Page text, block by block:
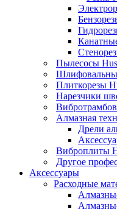
Пылесосы
Плиткорезы
Нарезчики
Алмазная
Дрели
Виброплиты
Другое
Аксессуары
Расходные